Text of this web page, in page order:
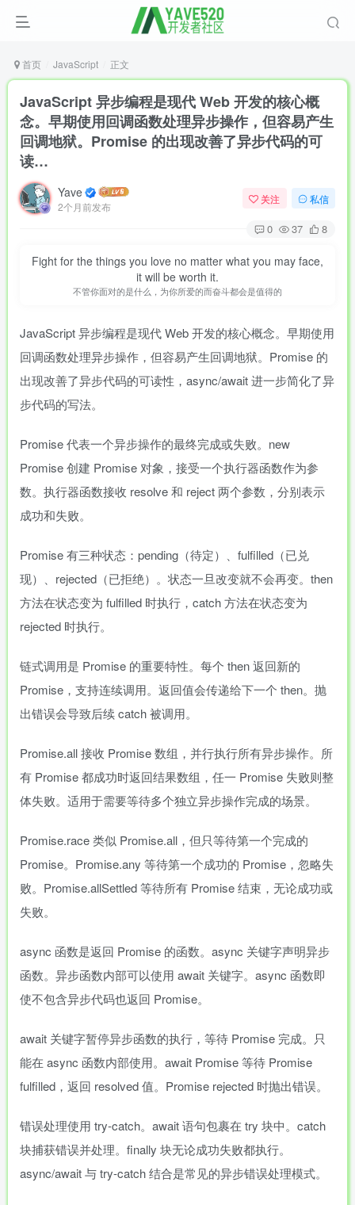
首页 JavaScript 正文
JavaScript 异步编程是现代 Web 开发的核心概
念。早期使用回调函数处理异步操作，但容易产生
回调地狱。Promise 的出现改善了异步代码的可
读…
Yave
2个月前发布
关注 私信
0 37 8
Fight for the things you love no matter what you may face,
it will be worth it.
不管你面对的是什么，为你所爱的而奋斗都会是值得的
JavaScript 异步编程是现代 Web 开发的核心概念。早期使用
回调函数处理异步操作，但容易产生回调地狱。Promise 的
出现改善了异步代码的可读性，async/await 进一步简化了异
步代码的写法。
Promise 代表一个异步操作的最终完成或失败。new
Promise 创建 Promise 对象，接受一个执行器函数作为参
数。执行器函数接收 resolve 和 reject 两个参数，分别表示
成功和失败。
Promise 有三种状态：pending（待定）、fulfilled（已兑
现）、rejected（已拒绝）。状态一旦改变就不会再变。then
方法在状态变为 fulfilled 时执行，catch 方法在状态变为
rejected 时执行。
链式调用是 Promise 的重要特性。每个 then 返回新的
Promise，支持连续调用。返回值会传递给下一个 then。抛
出错误会导致后续 catch 被调用。
Promise.all 接收 Promise 数组，并行执行所有异步操作。所
有 Promise 都成功时返回结果数组，任一 Promise 失败则整
体失败。适用于需要等待多个独立异步操作完成的场景。
Promise.race 类似 Promise.all，但只等待第一个完成的
Promise。Promise.any 等待第一个成功的 Promise，忽略失
败。Promise.allSettled 等待所有 Promise 结束，无论成功或
失败。
async 函数是返回 Promise 的函数。async 关键字声明异步
函数。异步函数内部可以使用 await 关键字。async 函数即
使不包含异步代码也返回 Promise。
await 关键字暂停异步函数的执行，等待 Promise 完成。只
能在 async 函数内部使用。await Promise 等待 Promise
fulfilled，返回 resolved 值。Promise rejected 时抛出错误。
错误处理使用 try-catch。await 语句包裹在 try 块中。catch
块捕获错误并处理。finally 块无论成功失败都执行。
async/await 与 try-catch 结合是常见的异步错误处理模式。